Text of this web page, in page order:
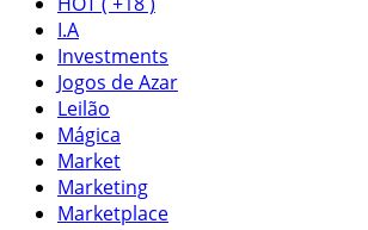
I.A
Investments
Jogos de Azar
Leilão
Mágica
Market
Marketing
Marketplace